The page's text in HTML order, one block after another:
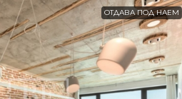
ОТДАВА ПОД НАЕМ